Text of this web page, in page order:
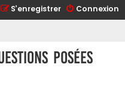
Connexion
S’enregistrer
posées